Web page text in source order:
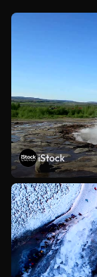
iStock